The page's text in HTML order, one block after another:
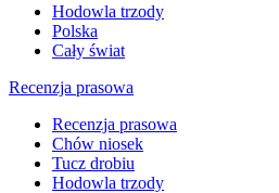
Hodowla trzody
Polska
Cały świat
Recenzja prasowa
Recenzja prasowa
Chów niosek
Tucz drobiu
Hodowla trzody